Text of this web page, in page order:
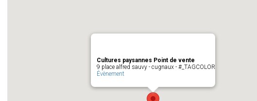
Cultures paysannes Point de vente
9 place alfred sauvy - cugnaux - #_TAGCOLOR
Évènement